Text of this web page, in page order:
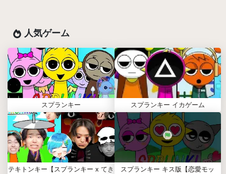
人気ゲーム
スプランキー スプランキー イカゲーム
テキトンキー【スプランキー x てき
スプランキー キス版【恋愛モッ